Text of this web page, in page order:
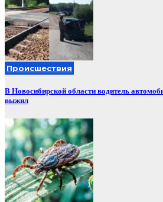
Происшествия
В Новосибирской области водитель
выжил